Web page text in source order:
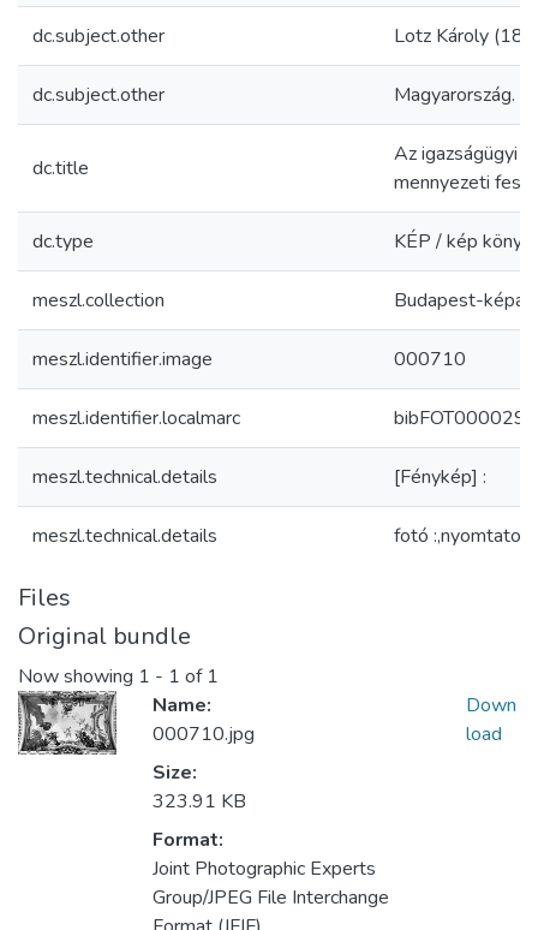
dc.subject.other Lotz Károly
dc.subject.other Magyarország.
dc.title
Az igazságügyi
mennyezeti
dc.type KÉP / kép
meszl.collection Budapest-
meszl.identifier.image 000710
meszl.identifier.localmarc
meszl.technical.details [Fénykép] :
meszl.technical.details fotó :,nyomtatott
Files
Original bundle
Now showing 1 - 1 of 1
Name:
000710.jpg
Size:
323.91 KB
Format:
Joint Photographic Experts
Group/JPEG File Interchange
Down
load